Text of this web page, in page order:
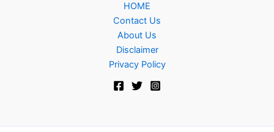
HOME
Contact Us
About Us
Disclaimer
Privacy Policy